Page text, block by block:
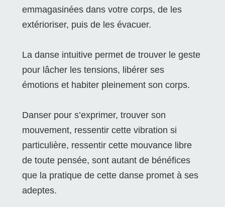
emmagasinées dans votre corps, de les
extérioriser, puis de les évacuer.
La danse intuitive permet de trouver le geste
pour lâcher les tensions, libérer ses
émotions et habiter pleinement son corps.
Danser pour s’exprimer, trouver son
mouvement, ressentir cette vibration si
particulière, ressentir cette mouvance libre
de toute pensée, sont autant de bénéfices
que la pratique de cette danse promet à ses
adeptes.